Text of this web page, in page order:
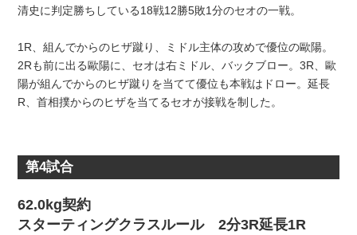
清史に判定勝ちしている18戦12勝5敗1分のセオの一戦。
1R、組んでからのヒザ蹴り、ミドル主体の攻めで優位の歐陽。
2Rも前に出る歐陽に、セオは右ミドル、バックブロー。3R、歐
陽が組んでからのヒザ蹴りを当てて優位も本戦はドロー。延長
R、首相撲からのヒザを当てるセオが接戦を制した。
第4試合
62.0kg契約
スターティングクラスルール 2分3R延長1R